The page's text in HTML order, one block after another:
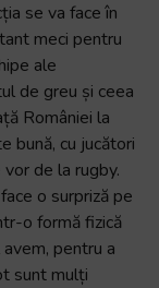
se va faceîn
meci pentru
ale
de greu și ceea
României la
bună, cu jucători
vor de la rugby.
face o surpriză pe
-o formă fizică
avem, pentru a
sunt mulți